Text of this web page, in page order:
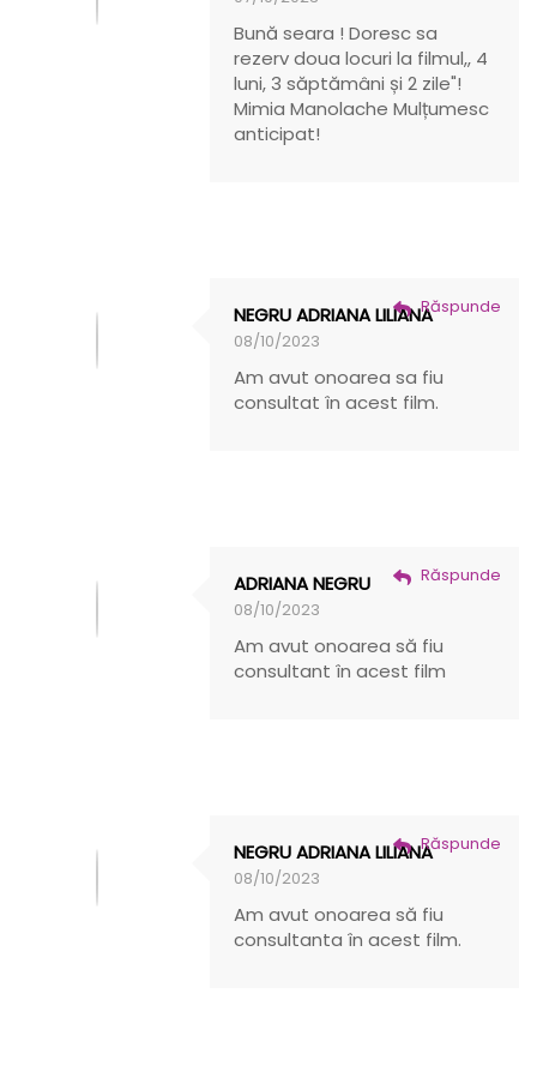
Bună seara ! Doresc sa
rezerv doua locuri la filmul,, 4
luni, 3 săptămâni și 2 zile"!
Mimia Manolache Mulțumesc
anticipat!
NEGRU ADRIANA LILIANA
08/10/2023
Am avut onoarea sa fiu
consultat în acest film.
Răspunde
ADRIANA NEGRU
08/10/2023
Am avut onoarea să fiu
consultant în acest film
Răspunde
NEGRU ADRIANA LILIANA
08/10/2023
Am avut onoarea să fiu
consultanta în acest film.
Răspunde